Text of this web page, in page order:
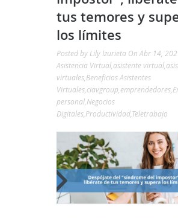
tus temores y
los límites
Posted by Lily Izurieta On Abr 14,
Asistencia Virtual,asistente virtual,
virtuales,Beneficios Asistentes
Virtuales,ciavgroup,emprendedores,
personal,Negocios
Digitales,Productividad,Teletrabajo